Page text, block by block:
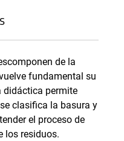
de la
fundamental su
didáctica permite
clasifica la basura y
el proceso de
los residuos.